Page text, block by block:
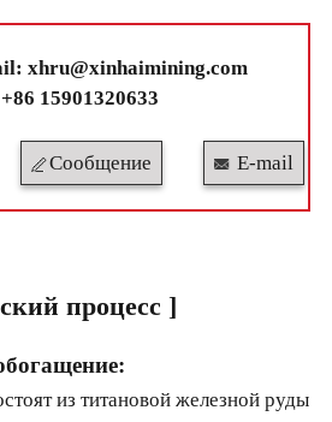
xhru@xinhaimining.com
15901320633
Сообщение E-mail
процесс ]
из титановой железной руды